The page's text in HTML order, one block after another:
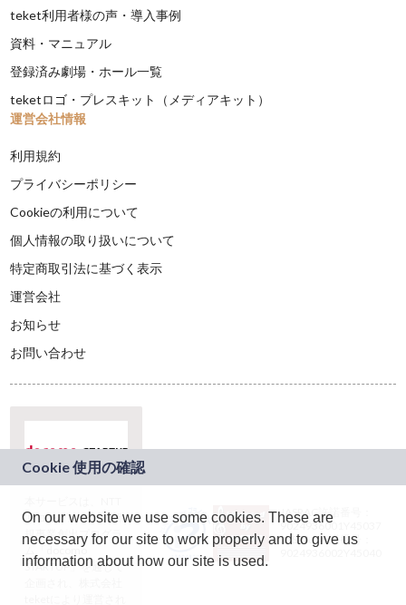
teket利用者様の声・導入事例
資料・マニュアル
登録済み劇場・ホール一覧
teketロゴ・プレスキット（メディアキット）
運営会社情報
利用規約
プライバシーポリシー
Cookieの利用について
個人情報の取り扱いについて
特定商取引法に基づく表示
運営会社
お知らせ
お問い合わせ
ドコモグループの新
規事業創出プログラ
ム「docomo
STARTUP」を通じて
JASRAC許諾番号：
9024936001Y45037
JASRAC許諾番号：
On our website we use some cookies. These are
necessary for our site to work properly and to give us
information about how our site is used.